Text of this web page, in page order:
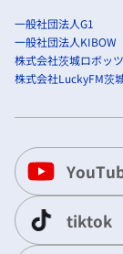
一般社団法人G1
一般社団法人KIBOW
株式会社茨城ロボッ
株式会社LuckyFM茨
tiktok